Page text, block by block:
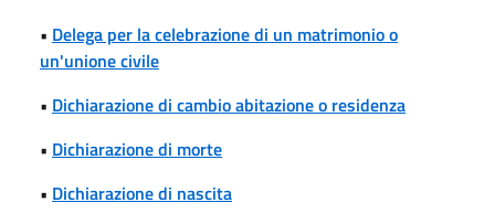
• Delega per la celebrazione di un matrimonio o
un'unione civile
• Dichiarazione di cambio abitazione o residenza
• Dichiarazione di morte
• Dichiarazione di nascita